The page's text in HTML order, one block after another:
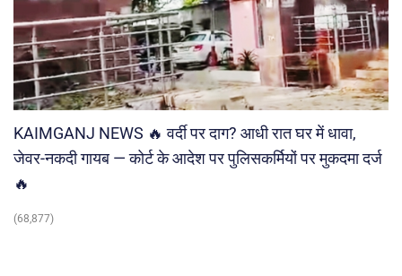
KAIMGANJ NEWS 🔥 वर्दी पर दाग? आधी रात घर में धावा,
जेवर-नकदी गायब — कोर्ट के आदेश पर पुलिसकर्मियों पर मुकदमा दर्ज
🔥
(68,877)